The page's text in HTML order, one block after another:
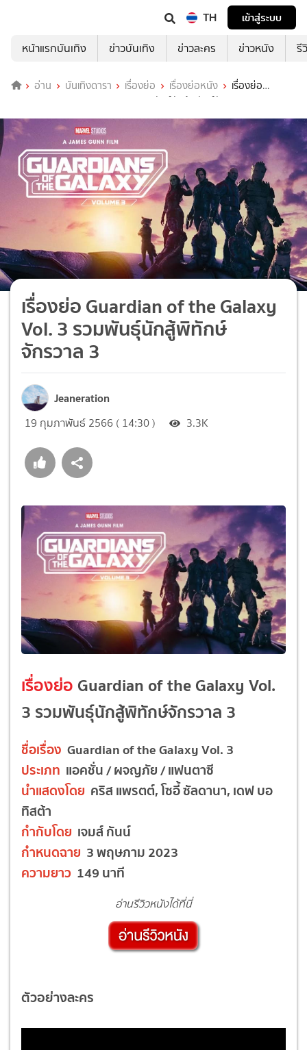
TH
เข้าสู่ระบบ
หน้าแรกบันเทิง
ข่าวบันเทิง ข่าวละคร ข่าวหนัง รี
อ่าน บันเทิงดารา เรื่องย่อ เรื่องย่อหนัง
เรื่องย่อ
Guardian of the Galaxy Vol. 3 รวมพันธุ์นักสู้พิทักษ์จักรวาล 3
เรื่องย่อ Guardian of the Galaxy
Vol. 3 รวมพันธุ์นักสู้พิทักษ์
จักรวาล 3
Jeaneration
19 กุมภาพันธ์ 2566 ( 14:30 ) 3.3K
เรื่องย่อ Guardian of the Galaxy Vol.
3 รวมพันธุ์นักสู้พิทักษ์จักรวาล 3
ชื่อเรื่อง Guardian of the Galaxy Vol. 3
ประเภท แอคชั่น / ผจญภัย / แฟนตาซี
นำแสดงโดย คริส แพรตต์, โซอี้ ซัลดานา, เดฟ บอ
ทิสต้า
กำกับโดย เจมส์ กันน์
กำหนดฉาย 3 พฤษภาม 2023
ความยาว 149 นาที
อ่านรีวิวหนังได้ที่นี่
ตัวอย่างละคร